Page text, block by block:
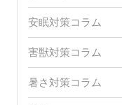
安眠対策コラム
害獣対策コラム
暑さ対策コラム